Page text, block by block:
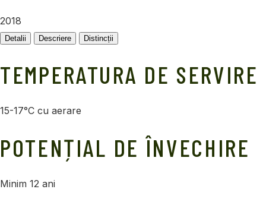
2018
Detalii Descriere Distincții
TEMPERATURA DE SERVIRE
15-17°C cu aerare
POTENȚIAL DE ÎNVECHIRE
Minim 12 ani